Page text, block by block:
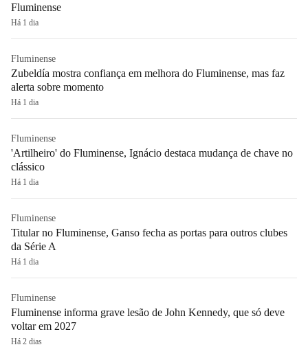
Fluminense
Há 1 dia
Fluminense
Zubeldía mostra confiança em melhora do Fluminense, mas faz
alerta sobre momento
Há 1 dia
Fluminense
'Artilheiro' do Fluminense, Ignácio destaca mudança de chave no
clássico
Há 1 dia
Fluminense
Titular no Fluminense, Ganso fecha as portas para outros clubes
da Série A
Há 1 dia
Fluminense
Fluminense informa grave lesão de John Kennedy, que só deve
voltar em 2027
Há 2 dias